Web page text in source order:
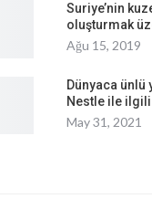
Suriye’nin
oluşturmak
Ağu 15, 2019
Dünyaca
Nestle ile
May 31, 2021